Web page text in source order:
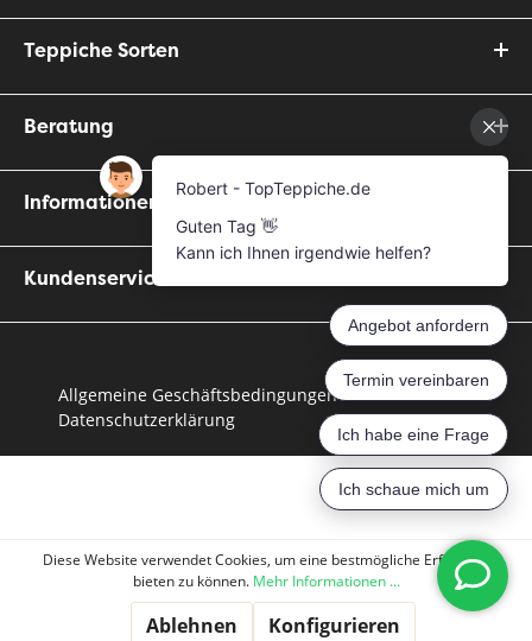
Teppiche Sorten
Beratung
Informationen
Kundenservice
Allgemeine Geschäftsbedingungen
Datenschutzerklärung
Diese Website verwendet Cookies, um eine bestmögliche Erfahrung
bieten zu können. Mehr Informationen ...
Ablehnen Konfigurieren